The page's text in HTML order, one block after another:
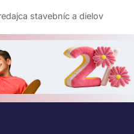
stavebníc a dielov